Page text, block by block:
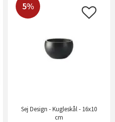
5%
Sej Design - Kugleskål - 16x10
cm